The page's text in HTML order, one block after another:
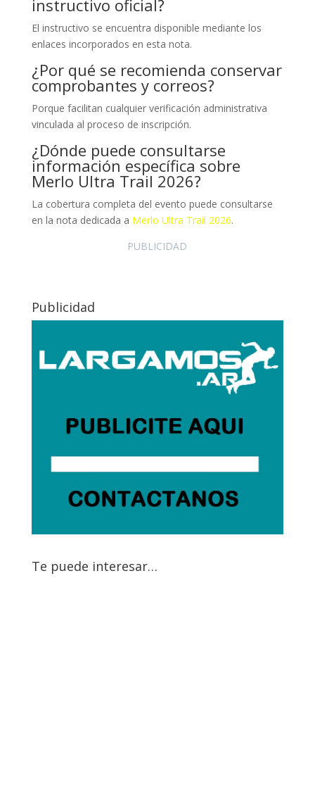
instructivo oficial?
El instructivo se encuentra disponible mediante los
enlaces incorporados en esta nota.
¿Por qué se recomienda conservar
comprobantes y correos?
Porque facilitan cualquier verificación administrativa
vinculada al proceso de inscripción.
¿Dónde puede consultarse
información específica sobre
Merlo Ultra Trail 2026?
La cobertura completa del evento puede consultarse
en la nota dedicada a Merlo Ultra Trail 2026.
PUBLICIDAD
Publicidad
Te puede interesar…